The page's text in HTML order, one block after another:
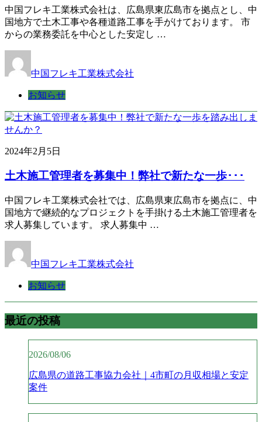
中国フレキ工業株式会社は、広島県東広島市を拠点とし、中
国地方で土木工事や各種道路工事を手がけております。 市
からの業務委託を中心とした安定し …
中国フレキ工業株式会社
お知らせ
2024年2月5日
土木施工管理者を募集中！弊社で新たな一歩･･･
中国フレキ工業株式会社では、広島県東広島市を拠点に、中
国地方で継続的なプロジェクトを手掛ける土木施工管理者を
求人募集しています。 求人募集中 …
中国フレキ工業株式会社
お知らせ
最近の投稿
2026/08/06
広島県の道路工事協力会社｜4市町の月収相場と安定
案件